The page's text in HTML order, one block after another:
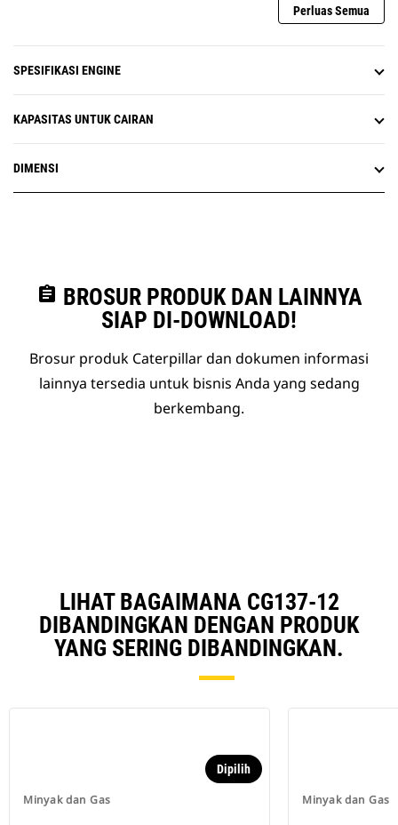
Perluas Semua
SPESIFIKASI ENGINE
KAPASITAS UNTUK CAIRAN
DIMENSI
assignment BROSUR PRODUK DAN LAINNYA
SIAP DI-DOWNLOAD!
Brosur produk Caterpillar dan dokumen informasi
lainnya tersedia untuk bisnis Anda yang sedang
berkembang.
LIHAT BAGAIMANA CG137-12
DIBANDINGKAN DENGAN PRODUK
YANG SERING DIBANDINGKAN.
Minyak dan Gas
Dipilih
Minyak dan Gas